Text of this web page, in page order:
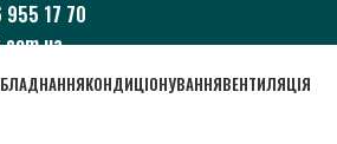
955 17 70
КОНДИЦІОНУВАННЯВЕНТИЛЯЦІЯ